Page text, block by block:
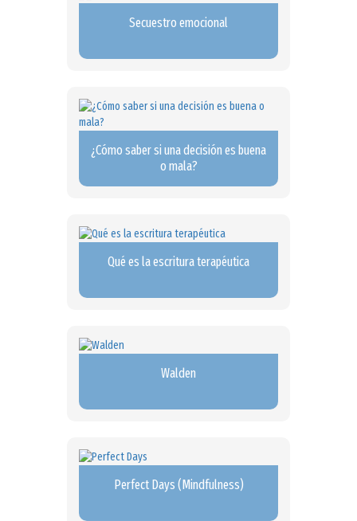
Secuestro emocional
¿Cómo saber si una decisión es buena
o mala?
Qué es la escritura terapéutica
Walden
Perfect Days (Mindfulness)